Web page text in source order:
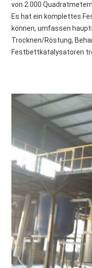
von 2.000
Es hat ein komplettes
können, umfassen
Trocknen/Röstung,
Festbettkatalysatoren